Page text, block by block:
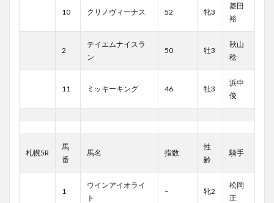
10 クリノヴィーナス 52 牝3
菱田
裕
2
テイエムナイスラ
ン
50 牡3
秋山
稔
11 ミッキーキング 46 牡3
浜中
俊
札幌5R
馬
番
馬名 指数
性
齢
騎手
1
ウインアイオライ
ト
– 牝2
松岡
正